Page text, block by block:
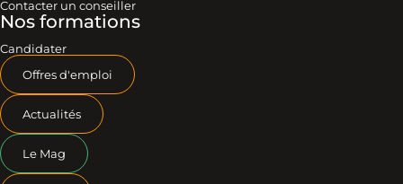
Contacter un conseiller
Nos formations
Candidater
Offres d'emploi
Actualités
Le Mag